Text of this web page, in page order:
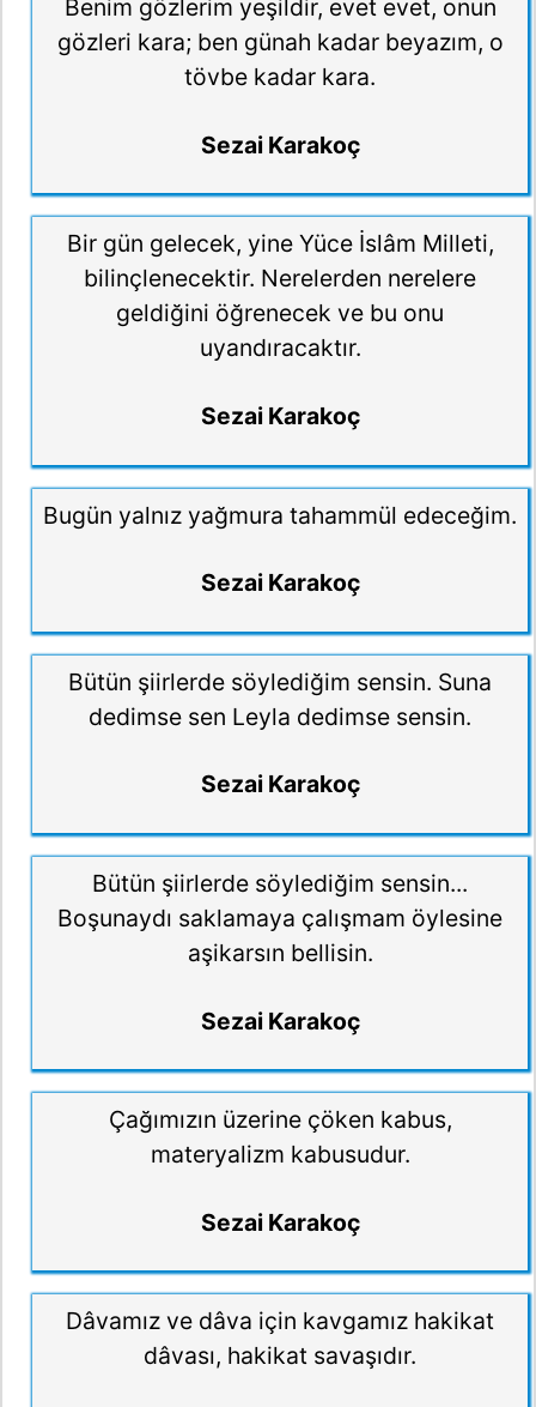
Benim gözlerim yeşildir, evet evet, onun
gözleri kara; ben günah kadar beyazım, o
tövbe kadar kara.
Sezai Karakoç
Bir gün gelecek, yine Yüce İslâm Milleti,
bilinçlenecektir. Nerelerden nerelere
geldiğini öğrenecek ve bu onu
uyandıracaktır.
Sezai Karakoç
Bugün yalnız yağmura tahammül edeceğim.
Sezai Karakoç
Bütün şiirlerde söylediğim sensin. Suna
dedimse sen Leyla dedimse sensin.
Sezai Karakoç
Bütün şiirlerde söylediğim sensin...
Boşunaydı saklamaya çalışmam öylesine
aşikarsın bellisin.
Sezai Karakoç
Çağımızın üzerine çöken kabus,
materyalizm kabusudur.
Sezai Karakoç
Dâvamız ve dâva için kavgamız hakikat
dâvası, hakikat savaşıdır.